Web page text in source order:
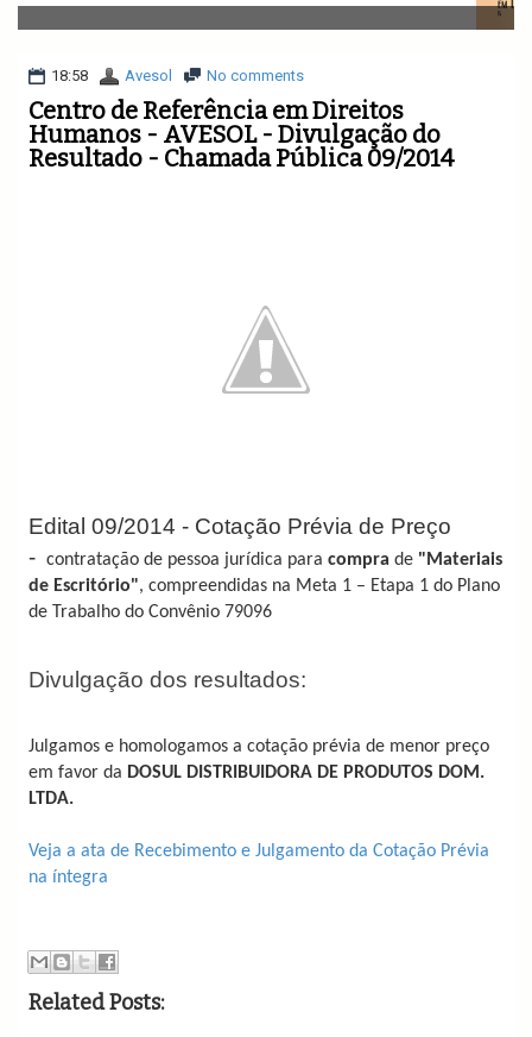
v
i
a
i
o
n
18:58 Avesol No comments
Centro de Referência em Direitos
Humanos - AVESOL - Divulgação do
Resultado - Chamada Pública 09/2014
Edital 09/2014 - Cotação Prévia de Preço
- contratação de pessoa jurídica para compra de "Materiais
de Escritório", compreendidas na Meta 1 – Etapa 1 do Plano
de Trabalho do Convênio 79096
Divulgação dos resultados:
Julgamos e homologamos a cotação prévia de menor preço
em favor da DOSUL DISTRIBUIDORA DE PRODUTOS DOM.
LTDA.
Veja a ata de Recebimento e Julgamento da Cotação Prévia
na íntegra
Related Posts: